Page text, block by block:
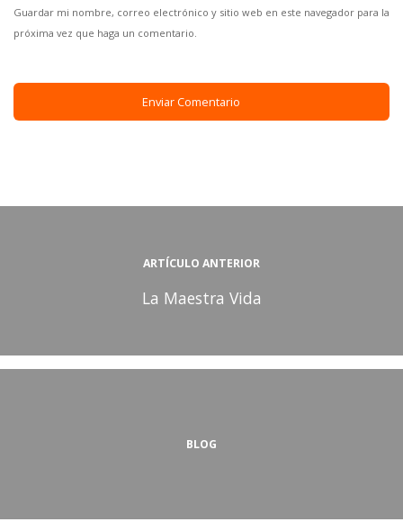
Guardar mi nombre, correo electrónico y sitio web en este navegador para la
próxima vez que haga un comentario.
ARTÍCULO ANTERIOR
La Maestra Vida
BLOG